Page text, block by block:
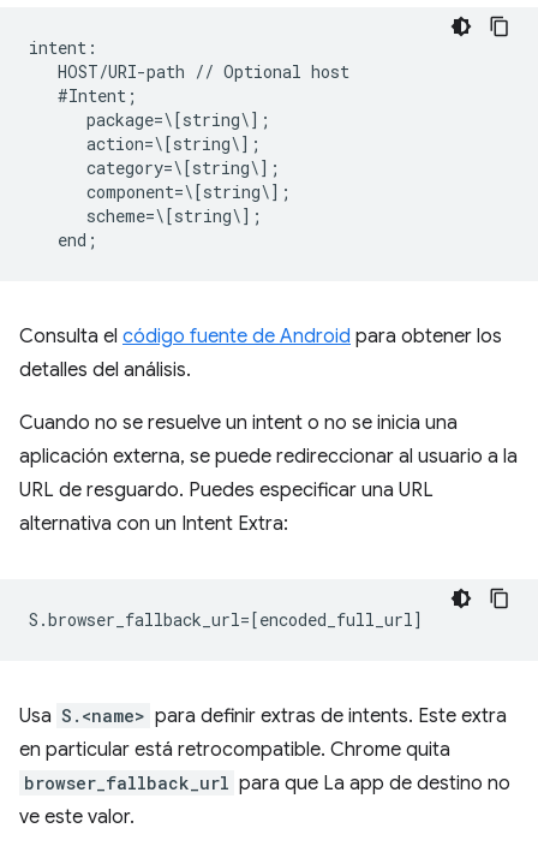
intent:
   HOST/URI-path // Optional host
   #Intent;
      package=\[string\];
      action=\[string\];
      category=\[string\];
      component=\[string\];
      scheme=\[string\];
Consulta el código fuente de Android para obtener los
detalles del análisis.
Cuando no se resuelve un intent o no se inicia una
aplicación externa, se puede redireccionar al usuario a la
URL de resguardo. Puedes especificar una URL
alternativa con un Intent Extra:
Usa S.<name> para definir extras de intents. Este extra
en particular está retrocompatible. Chrome quita
browser_fallback_url para que La app de destino no
ve este valor.